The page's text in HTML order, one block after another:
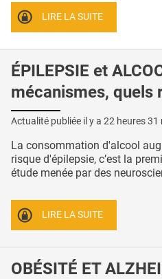
LIRE LA SUITE
ÉPILEPSIE et
mécanismes, quels
Actualité publiée il y a 22 heures 31
La consommation d'alcool
risque d'épilepsie, c’est la
étude menée par des
LIRE LA SUITE
OBÉSITÉ ET